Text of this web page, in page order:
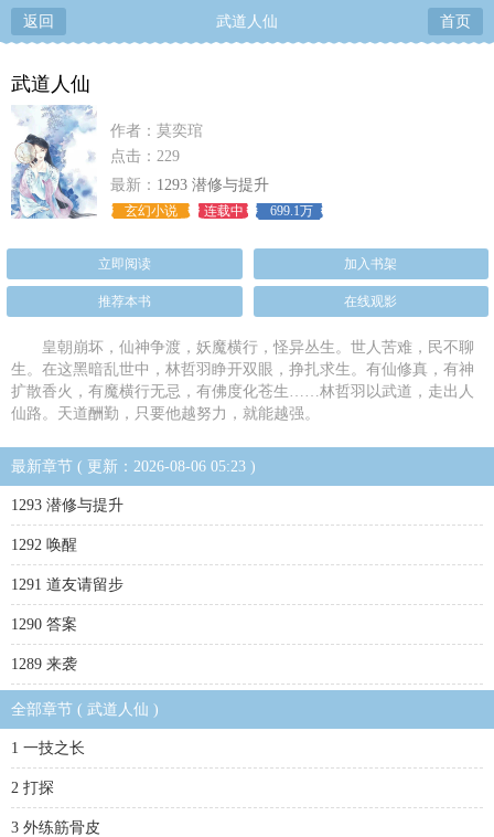
返回 武道人仙 首页
武道人仙
作者：莫奕琯
点击：229
最新： 1293 潜修与提升
玄幻小说 连载中 699.1万
立即阅读 加入书架
推荐本书 在线观影
皇朝崩坏，仙神争渡，妖魔横行，怪异丛生。世人苦难，民不聊
生。在这黑暗乱世中，林哲羽睁开双眼，挣扎求生。有仙修真，有神
扩散香火，有魔横行无忌，有佛度化苍生……林哲羽以武道，走出人
仙路。天道酬勤，只要他越努力，就能越强。
最新章节 ( 更新：2026-08-06 05:23 )
1293 潜修与提升
1292 唤醒
1291 道友请留步
1290 答案
1289 来袭
全部章节 ( 武道人仙 )
1 一技之长
2 打探
3 外练筋骨皮